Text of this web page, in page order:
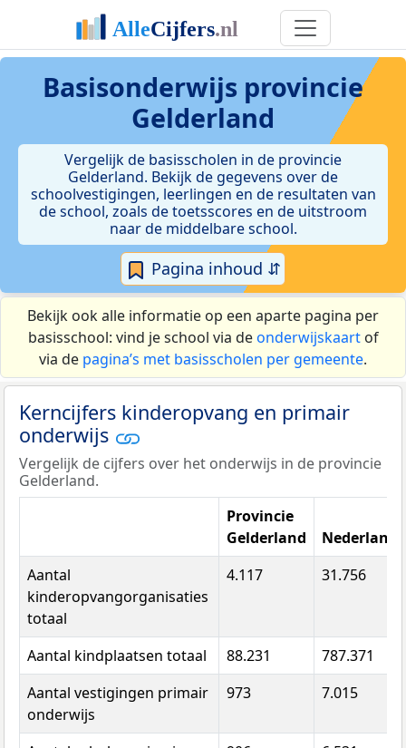
Basisonderwijs provincie
Gelderland
Vergelijk de basisscholen in de provincie
Gelderland. Bekijk de gegevens over de
schoolvestigingen, leerlingen en de resultaten van
de school, zoals de toetsscores en de uitstroom
naar de middelbare school.
Pagina inhoud ⇵
Bekijk ook alle informatie op een aparte pagina per
basisschool: vind je school via deonderwijskaartof
via de pagina’s met basisscholen per gemeente.
Kerncijfers kinderopvang en primair
onderwijs
Vergelijk de cijfers over het onderwijs in de provincie
Gelderland.
Provincie
Gelderland
Nederland
Aantal
kinderopvangorganisaties
totaal
4.117 31.756
Aantal kindplaatsen totaal 88.231
787.371
Aantal vestigingen primair
onderwijs
973 7.015